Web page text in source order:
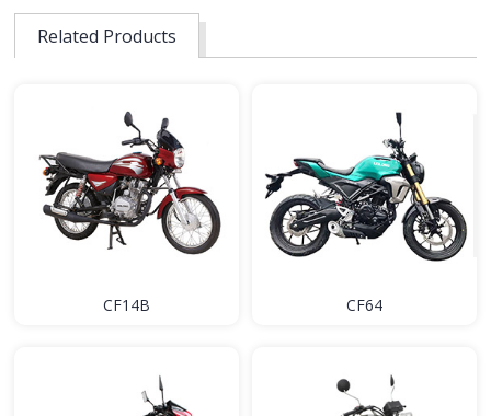
Related Products
CF14B CF64